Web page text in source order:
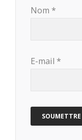
Nom *
E-mail *